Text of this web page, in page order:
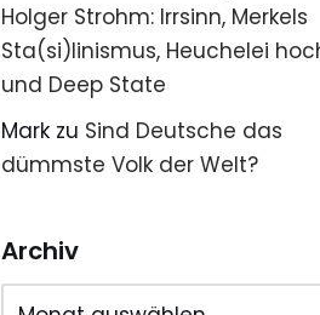
Holger Strohm: Irrsinn, Merkels
Sta(si)linismus, Heuchelei
und Deep State
Mark zu Sind Deutsche das
dümmste Volk der Welt?
Archiv